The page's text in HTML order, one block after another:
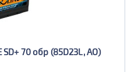
70 обр (85D23L, AO)